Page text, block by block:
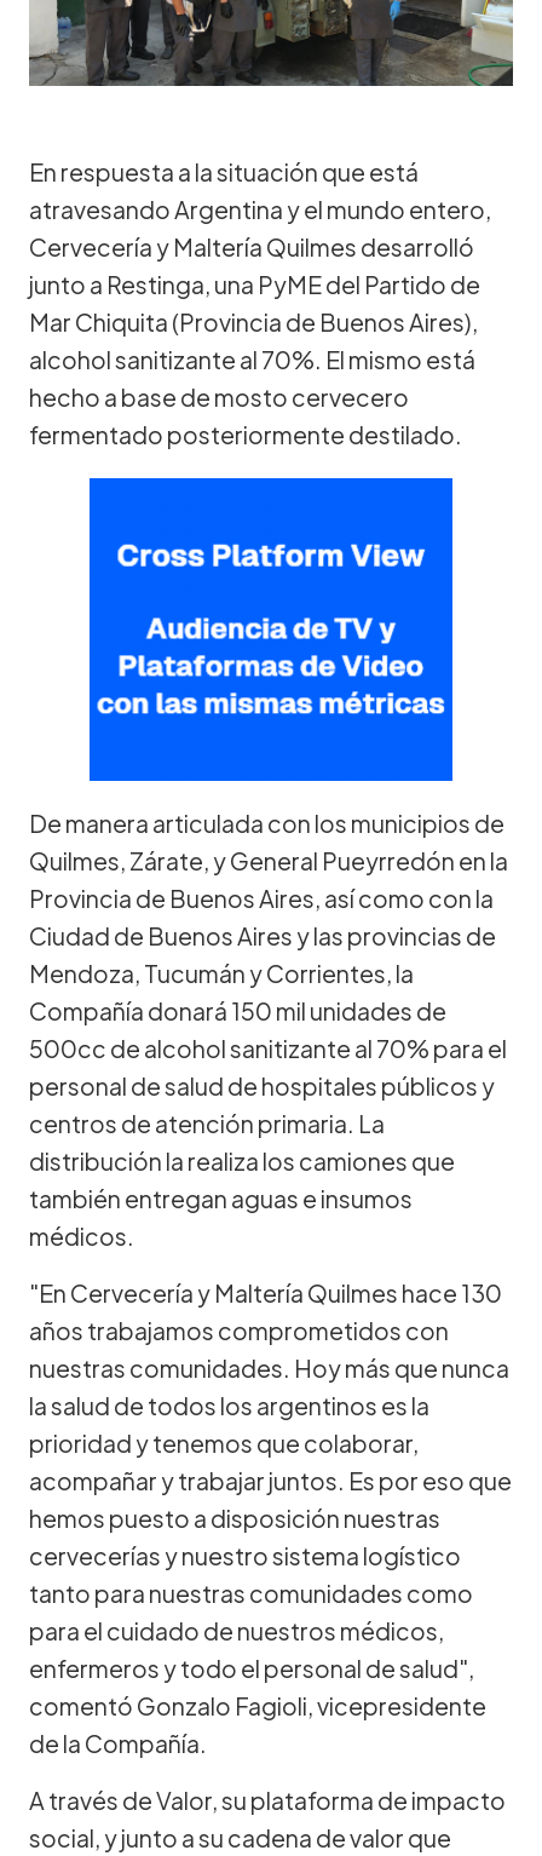
En respuesta a la situación que está
atravesando Argentina y el mundo entero,
Cervecería y Maltería Quilmes desarrolló
junto a Restinga, una PyME del Partido de
Mar Chiquita (Provincia de Buenos Aires),
alcohol sanitizante al 70%. El mismo está
hecho a base de mosto cervecero
fermentado posteriormente destilado.
De manera articulada con los municipios de
Quilmes, Zárate, y General Pueyrredón en la
Provincia de Buenos Aires, así como con la
Ciudad de Buenos Aires y las provincias de
Mendoza, Tucumán y Corrientes, la
Compañía donará 150 mil unidades de
500cc de alcohol sanitizante al 70% para el
personal de salud de hospitales públicos y
centros de atención primaria. La
distribución la realiza los camiones que
también entregan aguas e insumos
médicos.
"En Cervecería y Maltería Quilmes hace 130
años trabajamos comprometidos con
nuestras comunidades. Hoy más que nunca
la salud de todos los argentinos es la
prioridad y tenemos que colaborar,
acompañar y trabajar juntos. Es por eso que
hemos puesto a disposición nuestras
cervecerías y nuestro sistema logístico
tanto para nuestras comunidades como
para el cuidado de nuestros médicos,
enfermeros y todo el personal de salud",
comentó Gonzalo Fagioli, vicepresidente
de la Compañía.
A través de Valor, su plataforma de impacto
social, y junto a su cadena de valor que